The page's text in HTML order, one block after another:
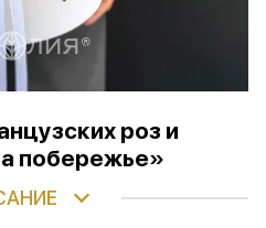
роз и
побережье»